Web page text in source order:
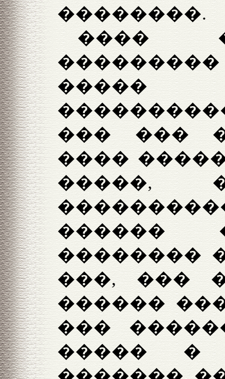
��������.
����
��� ���
����
�����,
������
��������
���, ���
������
���
����� �